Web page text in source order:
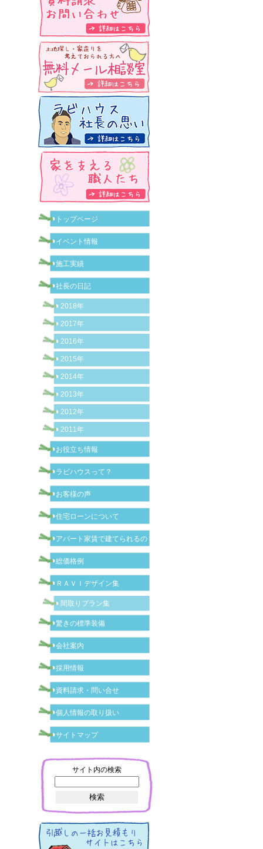
トップページ
イベント情報
施工実績
社長の日記
2018年
2017年
2016年
2015年
2014年
2013年
2012年
2011年
お役立ち情報
ラビハウスって？
お客様の声
住宅ローンについて
アパート家賃で建てられるの？
総価格例
ＲＡＶＩデザイン集
間取りプラン集
驚きの標準装備
会社案内
採用情報
資料請求・問い合せ
個人情報の取り扱い
サイトマップ
サイト内の検索